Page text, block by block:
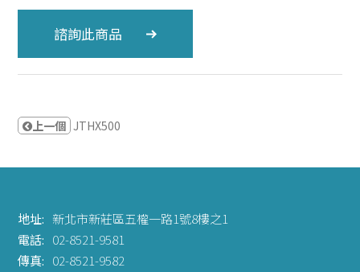
諮詢此商品
上一個 JTHX500
地址: 新北市新莊區五權一路1號8樓之1
電話: 02-8521-9581
傳真: 02-8521-9582